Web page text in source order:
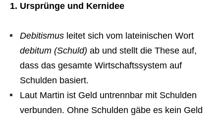
1. Ursprünge und Kernidee
Debitismus leitet sich vom lateinischen Wort
debitum (Schuld) ab und stellt die These auf,
dass das gesamte Wirtschaftssystem auf
Schulden basiert.
Laut Martin ist Geld untrennbar mit Schulden
verbunden. Ohne Schulden gäbe es kein Geld